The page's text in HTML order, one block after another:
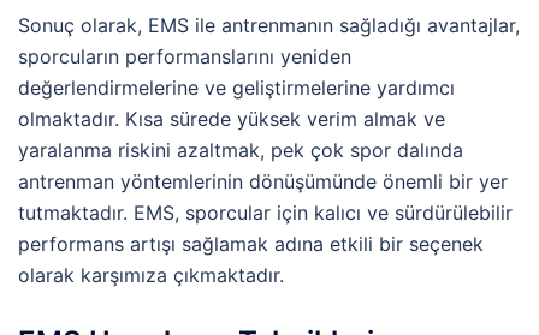
Sonuç olarak, EMS ile antrenmanın sağladığı avantajlar,
sporcuların performanslarını yeniden
değerlendirmelerine ve geliştirmelerine yardımcı
olmaktadır. Kısa sürede yüksek verim almak ve
yaralanma riskini azaltmak, pek çok spor dalında
antrenman yöntemlerinin dönüşümünde önemli bir yer
tutmaktadır. EMS, sporcular için kalıcı ve sürdürülebilir
performans artışı sağlamak adına etkili bir seçenek
olarak karşımıza çıkmaktadır.